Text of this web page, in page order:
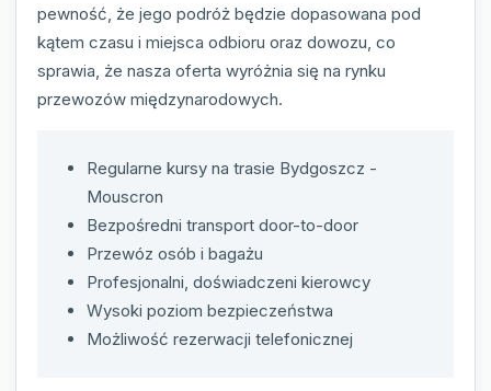
pewność, że jego podróż będzie dopasowana pod
kątem czasu i miejsca odbioru oraz dowozu, co
sprawia, że nasza oferta wyróżnia się na rynku
przewozów międzynarodowych.
Regularne kursy na trasie Bydgoszcz -
Mouscron
Bezpośredni transport door-to-door
Przewóz osób i bagażu
Profesjonalni, doświadczeni kierowcy
Wysoki poziom bezpieczeństwa
Możliwość rezerwacji telefonicznej